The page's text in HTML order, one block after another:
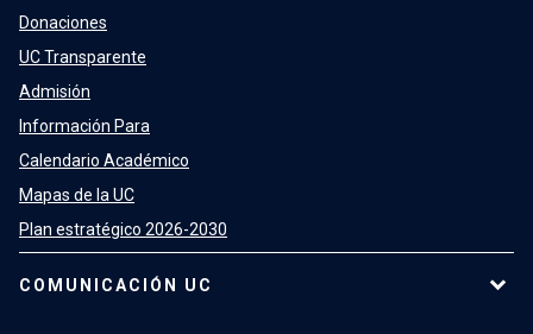
Donaciones
UC Transparente
Admisión
Información Para
Calendario Académico
Mapas de la UC
Plan estratégico 2026-2030
COMUNICACIÓN UC